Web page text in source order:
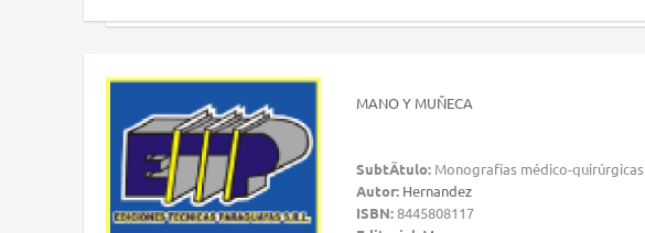
MANO Y MUÑECA
SubtÃ­tulo: Monografías médico-
Autor: Hernandez
ISBN:8445808117